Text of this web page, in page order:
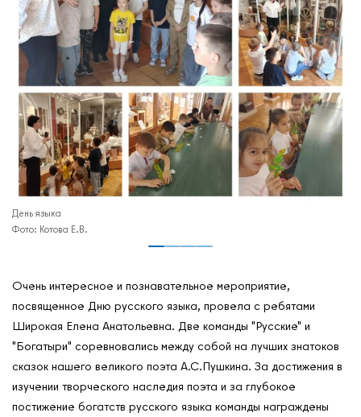
День языка
Котова Е.В.
Очень интересное и познавательное мероприятие,
посвященное Дню русского языка, провела с ребятами
Широкая Елена Анатольевна. Две команды "Русские" и
"Богатыри" соревновались между собой на лучших знатоков
сказок нашего великого поэта А.С.Пушкина. За достижения в
изучении творческого наследия поэта и за глубокое
постижение богатств русского языка команды награждены